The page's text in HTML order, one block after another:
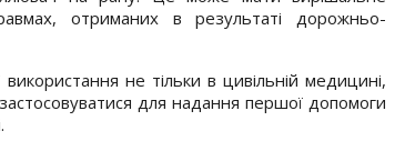
отриманих в результаті дорожньо-
не тільки в цивільній медицині,
для надання першої допомоги